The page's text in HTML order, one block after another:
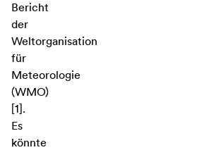
Bericht
der
Weltorganisation
für
Meteorologie
(WMO)
[1].
Es
könnte